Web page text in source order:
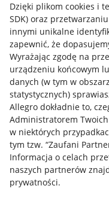
Dzięki plikom cookies i
SDK) oraz
innymi unikalne
zapewnić, że
Wyrażając zgodę na
urządzeniu końcowym
danych (w tym w
statystycznych)
Allegro dokładnie to,
Administratorem
w niektórych
tym tzw. “Zaufani
Informacja o celach
naszych partnerów
prywatności.
Przydatne informacje
Jak to działa
Napisz do nas